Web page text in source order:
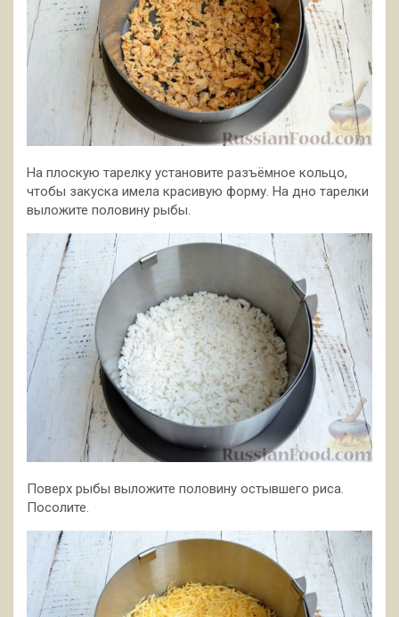
На плоскую тарелку установите разъёмное кольцо,
чтобы закуска имела красивую форму. На дно тарелки
выложите половину рыбы.
Поверх рыбы выложите половину остывшего риса.
Посолите.